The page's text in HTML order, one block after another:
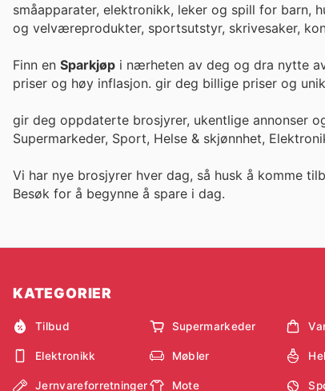
småapparater, elektronikk, leker og spill for barn,
og velværeprodukter, sportsutstyr, skrivesaker,
Finn en Sparkjøp i nærheten av deg og dra nytte
priser og høy inflasjon. gir deg billige
gir deg oppdaterte brosjyrer, ukentlige annonser
Supermarkeder, Sport, Helse & skjønnhet,
Vi har nye brosjyrer hver dag, så husk å komme
Besøk for å begynne å spare i dag.
KATEGORIER
Tilbud Supermarkeder
Elektronikk Møbler
Jernvareforretninger Mote